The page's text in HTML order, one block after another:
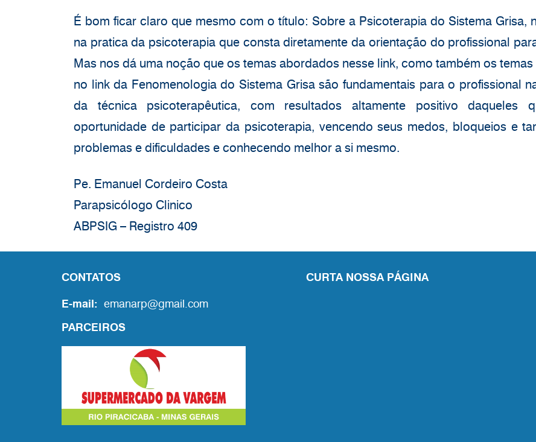
É bom ficar claro que mesmo com o título: Sobre a Psicoterapia do Sistema Grisa,
na pratica da psicoterapia que consta diretamente da orientação do profissional
Mas nos dá uma noção que os temas abordados nesse link, como também os
no link da Fenomenologia do Sistema Grisa são fundamentais para o profissional
da técnica psicoterapêutica, com resultados altamente positivo daqueles
oportunidade de participar da psicoterapia, vencendo seus medos, bloqueios e
problemas e dificuldades e conhecendo melhor a si mesmo.
Pe. Emanuel Cordeiro Costa
Parapsicólogo Clinico
ABPSIG – Registro 409
CONTATOS
E-mail: emanarp@gmail.com
PARCEIROS
CURTA NOSSA PÁGINA